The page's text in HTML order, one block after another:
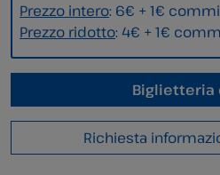
Prezzo intero: 6€ + 1€
Prezzo ridotto: 4€ + 1€
Biglietteria
Richiesta